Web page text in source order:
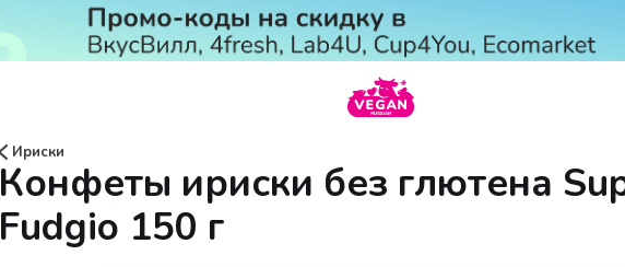
Ириски
Конфеты ириски без глютена
Fudgio 150 г